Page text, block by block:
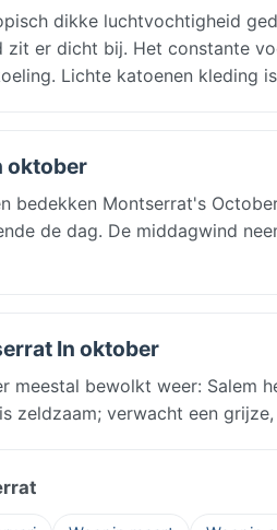
dikke luchtvochtigheid
er dicht bij. Het constante
Lichte katoenen kleding
oktober
bedekken Montserrat's
de dag. De middagwind
In oktober
meestal bewolkt weer: Salem
zeldzaam; verwacht een